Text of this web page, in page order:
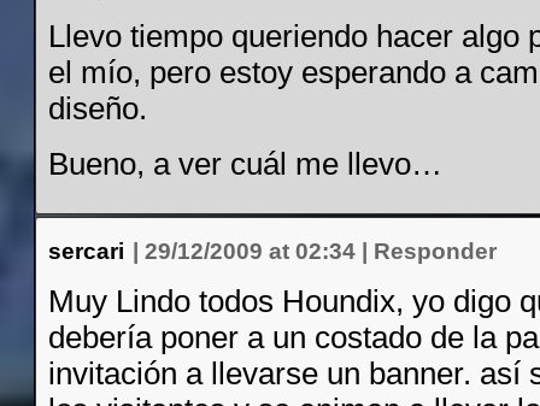
Llevo tiempo queriendo hacer algo
el mío, pero estoy esperando a
diseño.
Bueno, a ver cuál me llevo…
sercari |29/12/2009 at 02:34 Responder
Muy Lindo todos Houndix, yo digo
debería poner a un costado de la
invitación a llevarse un banner. así